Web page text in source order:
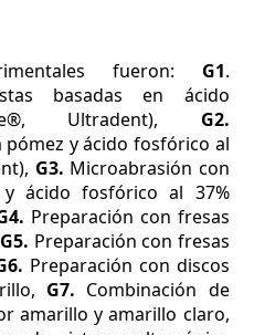
fueron: G1.
basadas en ácido
Ultradent), G2.
y ácido fosfórico al
G3. Microabrasión con
ácido fosfórico al 37%
Preparación con fresas
G5. Preparación con fresas
Preparación con discos
G7. Combinación de
amarillo y amarillo claro,